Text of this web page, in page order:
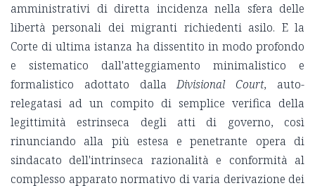
amministrativi di diretta incidenza nella sfera delle
libertà personali dei migranti richiedenti asilo. E la
Corte di ultima istanza ha dissentito in modo profondo
e sistematico dall'atteggiamento minimalistico e
formalistico adottato dallaDivisional Court, auto-
relegatasi ad un compito di semplice verifica della
legittimità estrinseca degli atti di governo, così
rinunciando alla più estesa e penetrante opera di
sindacato dell'intrinseca razionalità e conformità al
complesso apparato normativo di varia derivazione dei